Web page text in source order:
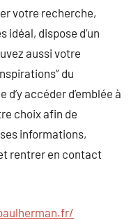
votre recherche,
dispose d’un
aussi votre
du
accéder d’emblée à
choix afin de
informations,
rentrer en contact